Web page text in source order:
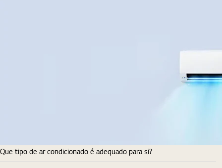
Que tipo de ar condicionado é adequado para si?